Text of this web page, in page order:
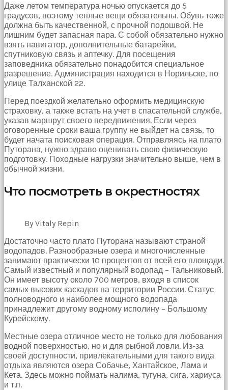
Даже летом температура ночью опускается до 5
градусов, поэтому теплые вещи обязательны. Обувь тоже
должна быть качественной, с прочной подошвой. Не
лишним будет запасная пара. С собой обязательно нужно
взять навигатор, дополнительные батарейки,
спутниковую связь и аптечку. Для посещения
заповедника обязательно понадобится специальное
разрешение. Администрация находится в Норильске, по
улице Талханской 22.
Перед поездкой желательно оформить медицинскую
страховку, а также встать на учет в спасательной службе,
указав маршрут своего передвижения. Если через
оговоренные сроки ваша группу не выйдет на связь, то
будет начата поисковая операция. Отправляясь на плато
Путорана, нужно здраво оценивать свою физическую
подготовку. Походные нагрузки значительно выше, чем в
обычной жизни.
Что посмотреть в окрестностях
By Vitaly Repin
Достаточно часто плато Путорана называют страной
водопадов. Разнообразные озера и многочисленные
занимают практически 10 процентов от всей его площади.
Самый известный и популярный водопад – Тальниковый.
Он имеет высоту около 700 метров, входя в список
самых высоких каскадов на территории России. Статус
полноводного и наиболее мощного водопада
принадлежит другому водному исполину – Большому
Курейскому.
Местные озера отличное место не только для любования
водной поверхностью, но и для рыбной ловли. Из-за
своей доступности, привлекательными для такого вида
отдыха являются озера Собачье, Хантайское, Лама и
Кета. Здесь можно поймать налима, тугуна, сига, хариуса
и т.п.